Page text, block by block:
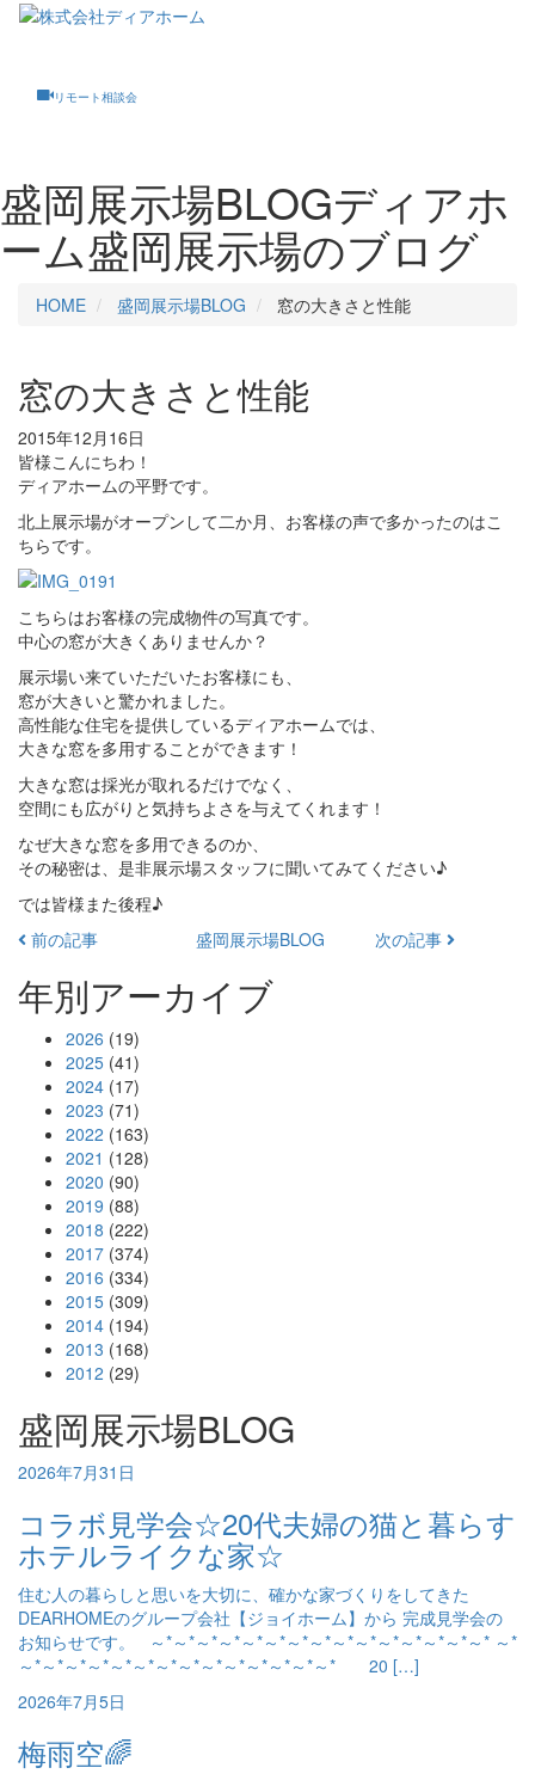
リモート相談会
盛岡展示場BLOGディアホ
ーム盛岡展示場のブログ
HOME 盛岡展示場BLOG 窓の大きさと性能
窓の大きさと性能
2015年12月16日
皆様こんにちわ！
ディアホームの平野です。
北上展示場がオープンして二か月、お客様の声で多かったのはこ
ちらです。
こちらはお客様の完成物件の写真です。
中心の窓が大きくありませんか？
展示場い来ていただいたお客様にも、
窓が大きいと驚かれました。
高性能な住宅を提供しているディアホームでは、
大きな窓を多用することができます！
大きな窓は採光が取れるだけでなく、
空間にも広がりと気持ちよさを与えてくれます！
なぜ大きな窓を多用できるのか、
その秘密は、是非展示場スタッフに聞いてみてください♪
では皆様また後程♪
前の記事
盛岡展示場BLOG 次の記事
年別アーカイブ
2026 (19)
2025 (41)
2024 (17)
2023 (71)
2022 (163)
2021 (128)
2020 (90)
2019 (88)
2018 (222)
2017 (374)
2016 (334)
2015 (309)
2014 (194)
2013 (168)
2012 (29)
盛岡展示場BLOG
2026年7月31日
コラボ見学会☆20代夫婦の猫と暮らす
ホテルライクな家☆
住む人の暮らしと思いを大切に、確かな家づくりをしてきた
DEARHOMEのグループ会社【ジョイホーム】から 完成見学会の
お知らせです。 ～*～*～*～*～*～*～*～*～*～*～*～*～*～*～* ～*
～*～*～*～*～*～*～*～*～*～*～*～*～*～* 20 […]
2026年7月5日
梅雨空🌈